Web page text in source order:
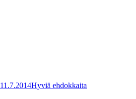
11.7.2014Hyviä ehdokkaita